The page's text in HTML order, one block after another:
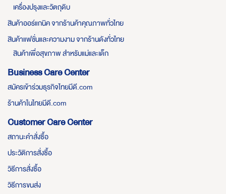
เครื่องปรุงและวัตถุดิบ
สินค้าออร์แกนิค จากร้านค้าคุณภาพทั่วไทย
สินค้าแฟชั่นและความงาม จากร้านดังทั่วไทย
สินค้าเพื่อสุขภาพ สำหรับแม่และเด็ก
Business Care Center
สมัครเข้าร่วมธุรกิจไทยมีดี.com
ร้านค้าในไทยมีดี.com
Customer Care Center
สถานะคำสั่งซื้อ
ประวัติการสั่งซื้อ
วิธีการสั่งซื้อ
วิธีการขนส่ง